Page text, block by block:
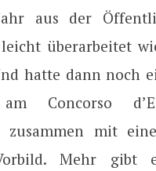
aus der
überarbeitet
hatte dann noch
Concorso
zusammen mit
Mehr gibt